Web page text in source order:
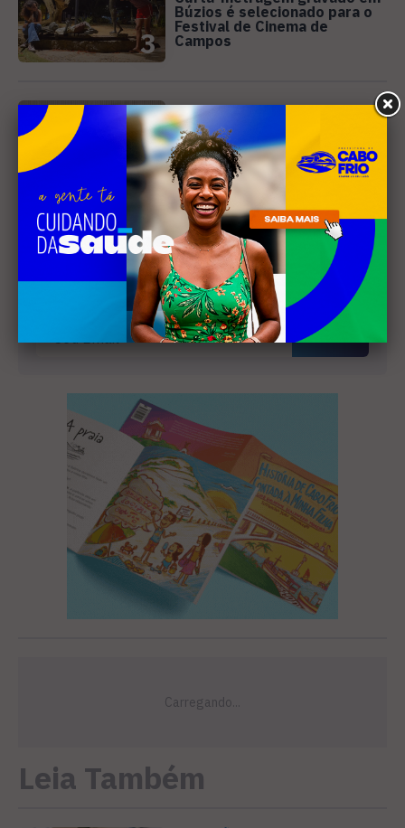
3
Búzios é selecionado para o
Festival de Cinema de
Campos
4
SANEAMENTO
Câmara de Búzios aprova
audiência pública para
discutir atuação e serviços
da Prolagos
Receba nossa
newsletter
Leia Também